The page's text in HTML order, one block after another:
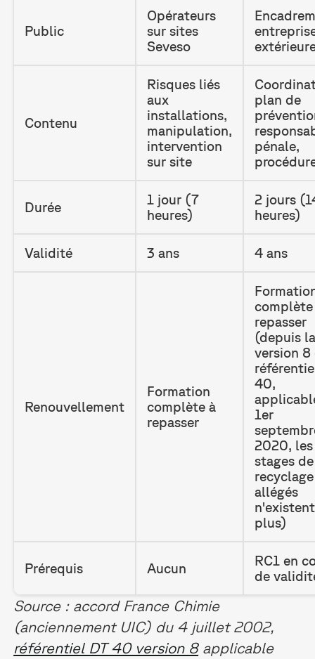
Public
Opérateurs
sur sites
Seveso
Contenu
Risques liés
aux
installations,
manipulation,
intervention
sur site
plan de
pénale,
Durée
1 jour (7
heures)
2 jours
heures)
Validité 3 ans 4 ans
Renouvellement
Formation
complète à
repasser
complète
repasser
(depuis
version 8
40,
1er
2020, les
stages de
recyclage
allégés
n'existent
plus)
Prérequis Aucun
RC1 en
de
Source : accord France Chimie
(anciennement UIC) du 4 juillet 2002,
référentiel DT 40 version 8applicable